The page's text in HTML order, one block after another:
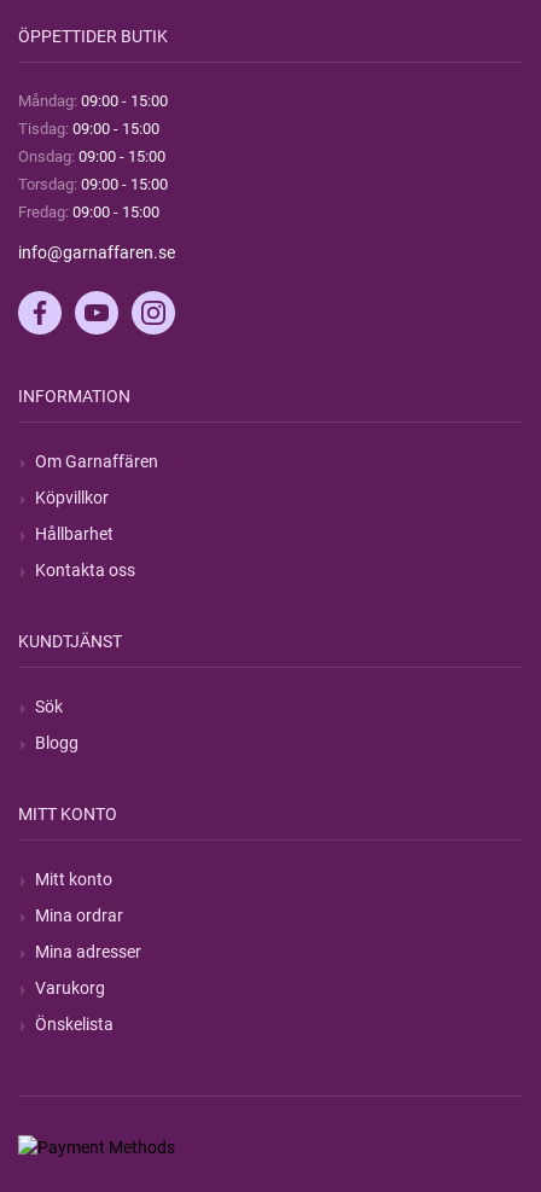
ÖPPETTIDER BUTIK
Måndag: 09:00 - 15:00
Tisdag: 09:00 - 15:00
Onsdag: 09:00 - 15:00
Torsdag: 09:00 - 15:00
Fredag: 09:00 - 15:00
info@garnaffaren.se
INFORMATION
Om Garnaffären
Köpvillkor
Hållbarhet
Kontakta oss
KUNDTJÄNST
Sök
Blogg
MITT KONTO
Mitt konto
Mina ordrar
Mina adresser
Varukorg
Önskelista